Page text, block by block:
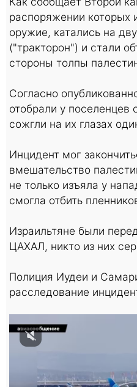
распоряжении которых
оружие, катались на
("тракторон") и стали
стороны толпы
Согласно
отобрали у поселенцев
сожгли на их глазах
Инцидент мог
вмешательство
не только изъяла у
смогла отбить
Израильтяне были
ЦАХАЛ, никто из них
Полиция Иудеи и
расследование